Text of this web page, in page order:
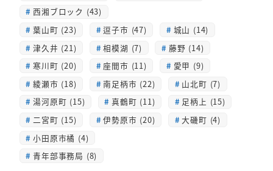
西湘ブロック (43)
葉山町 (23)
逗子市 (47)
城山 (14)
津久井 (21)
相模湖 (7)
藤野 (14)
寒川町 (20)
座間市 (11)
愛甲 (9)
綾瀬市 (18)
南足柄市 (22)
山北町 (7)
湯河原町 (15)
真鶴町 (11)
足柄上 (15)
二宮町 (15)
伊勢原市 (20)
大磯町 (4)
小田原市橘 (4)
青年部事務局 (8)